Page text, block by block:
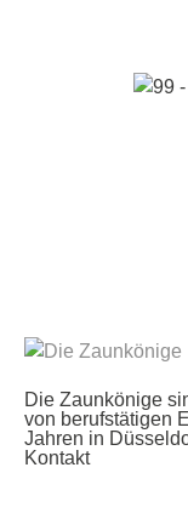
Die Zaunkönige
von berufstätigen
Jahren in
Kontakt